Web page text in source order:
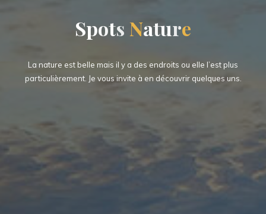
Spots Natture
La nature est belle mais il y a des endroits ou elle l’est plus
particulièrement. Je vous invite à en découvrir quelques uns.